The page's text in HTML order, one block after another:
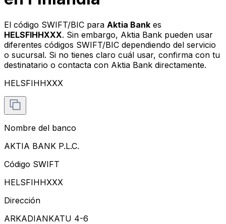
El código SWIFT/BIC para Aktia Bank es
HELSFIHHXXX. Sin embargo, Aktia Bank pueden usar
diferentes códigos SWIFT/BIC dependiendo del servicio
o sucursal. Si no tienes claro cuál usar, confirma con tu
destinatario o contacta con Aktia Bank directamente.
HELSFIHHXXX
Nombre del banco
AKTIA BANK P.L.C.
Código SWIFT
HELSFIHHXXX
Dirección
ARKADIANKATU 4-6